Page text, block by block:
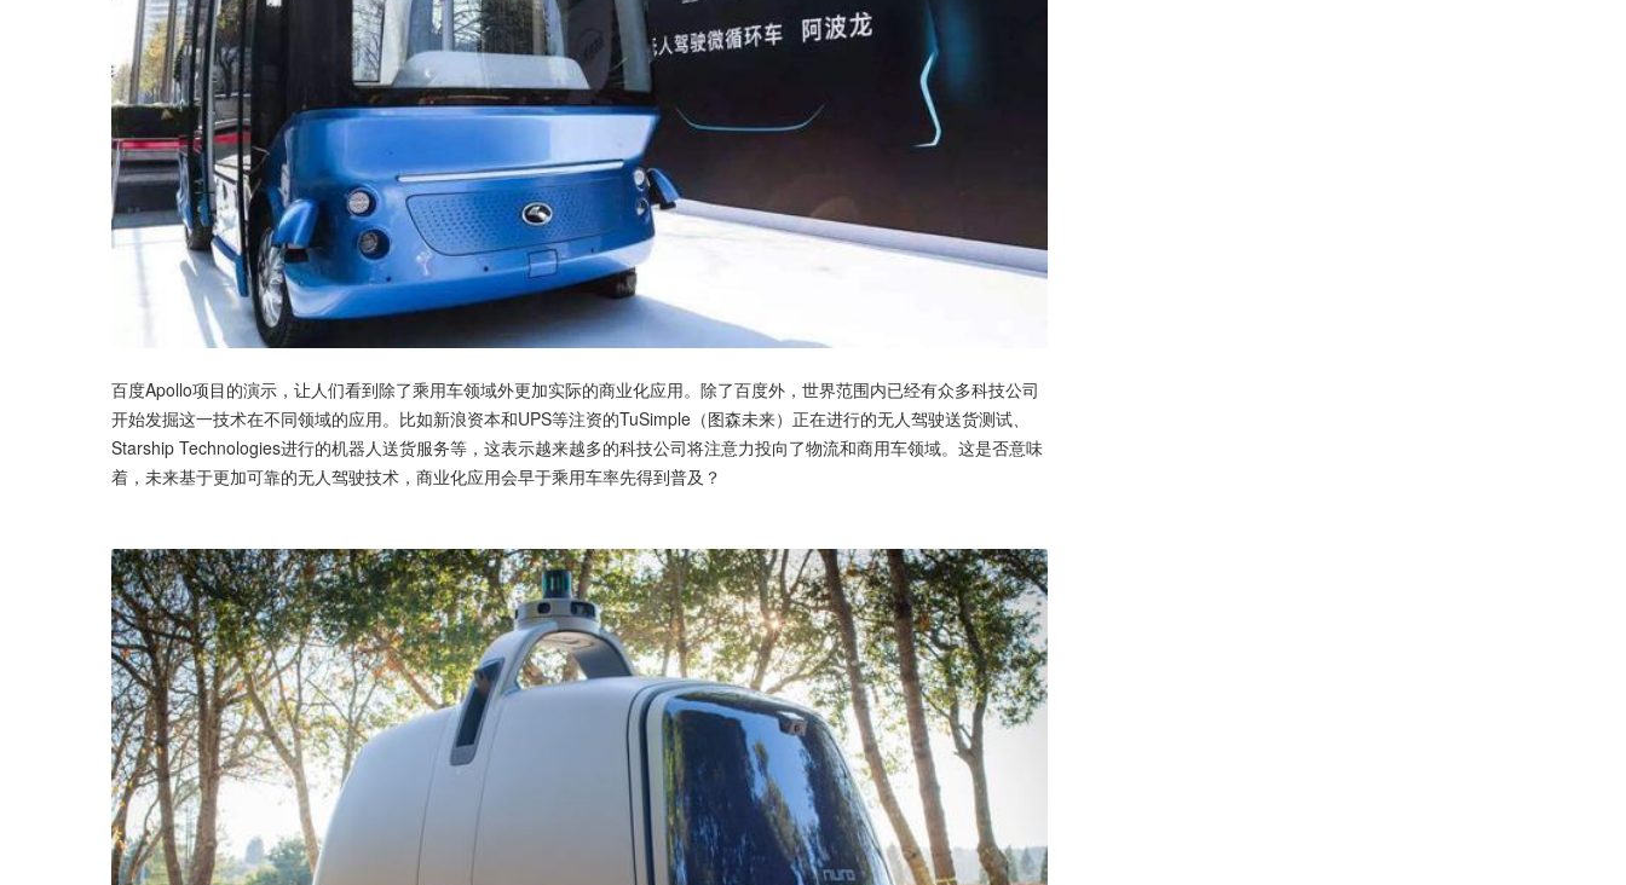
百度Apollo项目的演示，让人们看到除了乘用车领域外更加实际的商业化应用。除了百度外，世界范围内已经有众多科技公司
开始发掘这一技术在不同领域的应用。比如新浪资本和UPS等注资的TuSimple（图森未来）正在进行的无人驾驶送货测试、
Starship Technologies进行的机器人送货服务等，这表示越来越多的科技公司将注意力投向了物流和商用车领域。这是否意味
着，未来基于更加可靠的无人驾驶技术，商业化应用会早于乘用车率先得到普及？